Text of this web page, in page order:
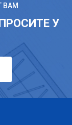
ВАМ
У